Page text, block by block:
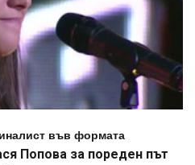
във формата
Попова за пореден път